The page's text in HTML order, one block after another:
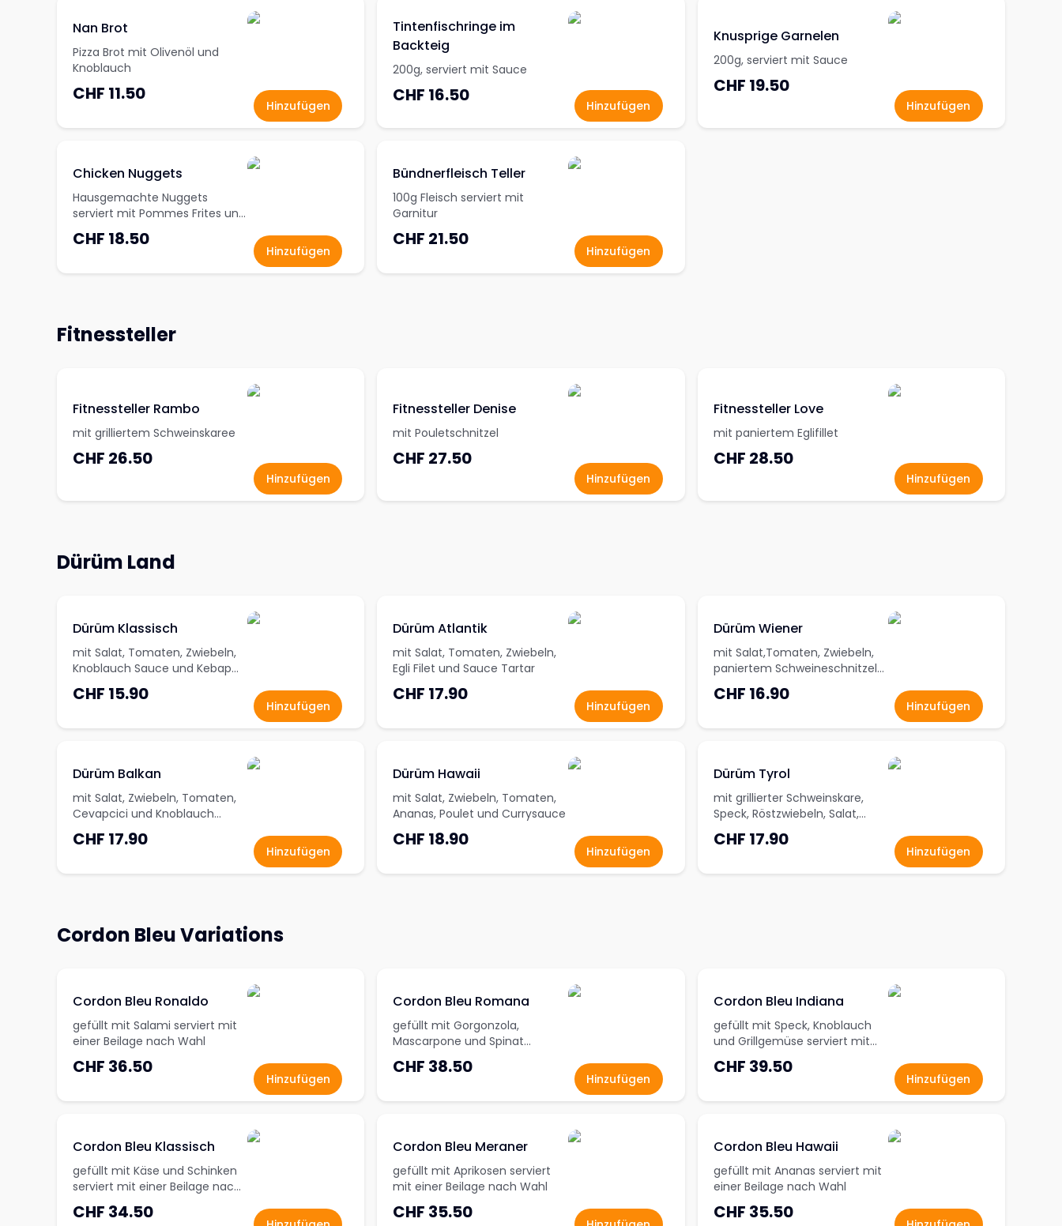
Nan Brot
Pizza Brot mit Olivenöl und
Knoblauch
CHF 11.50
Hinzufügen
Tintenfischringe im
Backteig
200g, serviert mit Sauce
CHF 16.50 Hinzufügen
Knusprige Garnelen
200g, serviert mit Sauce
CHF 19.50
Hinzufügen
Chicken Nuggets
Hausgemachte Nuggets
serviert mit Pommes Frites und
Sauce
CHF 18.50
Hinzufügen
Bündnerfleisch Teller
100g Fleisch serviert mit
Garnitur
CHF 21.50
Hinzufügen
Fitnessteller
Fitnessteller Rambo
mit grilliertem Schweinskaree
CHF 26.50
Hinzufügen
Fitnessteller Denise
mit Pouletschnitzel
CHF 27.50
Hinzufügen
Fitnessteller Love
mit paniertem Eglifillet
CHF 28.50
Hinzufügen
Dürüm Land
Dürüm Klassisch
mit Salat, Tomaten, Zwiebeln,
Knoblauch Sauce und Kebap
Fleisch
CHF 15.90
Hinzufügen
Dürüm Atlantik
mit Salat, Tomaten, Zwiebeln,
Egli Filet und Sauce Tartar
CHF 17.90
Hinzufügen
Dürüm Wiener
mit Salat,Tomaten, Zwiebeln,
paniertem Schweineschnitzel
und Cocktail Sauce
CHF 16.90
Hinzufügen
Dürüm Balkan
mit Salat, Zwiebeln, Tomaten,
Cevapcici und Knoblauch
Sauce
CHF 17.90
Hinzufügen
Dürüm Hawaii
mit Salat, Zwiebeln, Tomaten,
Ananas, Poulet und Currysauce
CHF 18.90
Hinzufügen
Dürüm Tyrol
mit grillierter Schweinskare,
Speck, Röstzwiebeln, Salat,
Zwiebel und Haus Sauce
CHF 17.90
Hinzufügen
Cordon Bleu Variations
Cordon Bleu Ronaldo
gefüllt mit Salami serviert mit
einer Beilage nach Wahl
CHF 36.50
Hinzufügen
Cordon Bleu Romana
gefüllt mit Gorgonzola,
Mascarpone und Spinat
serviert mit einer Beilage nach
Wahl
CHF 38.50
Hinzufügen
Cordon Bleu Indiana
gefüllt mit Speck, Knoblauch
und Grillgemüse serviert mit
einer Beilage nach Wahl
CHF 39.50
Hinzufügen
Cordon Bleu Klassisch
gefüllt mit Käse und Schinken
serviert mit einer Beilage nach
Wahl
CHF 34.50
Cordon Bleu Meraner
gefüllt mit Aprikosen serviert
mit einer Beilage nach Wahl
CHF 35.50
Cordon Bleu Hawaii
gefüllt mit Ananas serviert mit
einer Beilage nach Wahl
CHF 35.50